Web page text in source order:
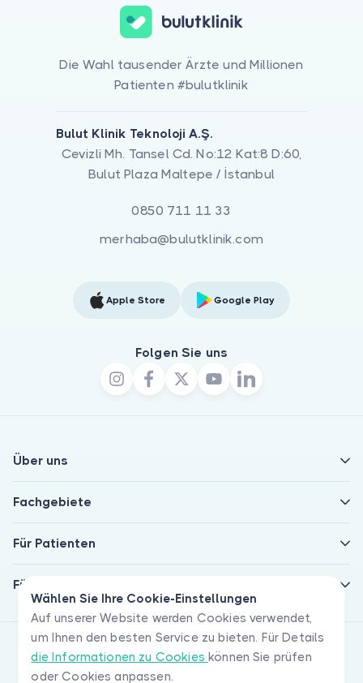
Wählen Sie Ihre Cookie-Einstellungen
Auf unserer Website werden Cookies verwendet,
um Ihnen den besten Service zu bieten. Für Details
die Informationen zu Cookieskönnen Sie prüfen
oder Cookies anpassen.
Die Wahl tausender Ärzte und Millionen
Patienten #bulutklinik
Bulut Klinik Teknoloji A.Ş.
Cevizli Mh. Tansel Cd. No:12 Kat:8 D:60,
Bulut Plaza Maltepe / İstanbul
0850 711 11 33
merhaba@bulutklinik.com
Apple Store Google Play
Folgen Sie uns
Über uns
Fachgebiete
Für Patienten
Für Ärzte